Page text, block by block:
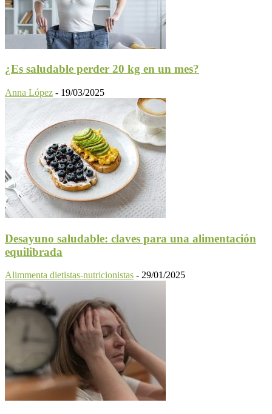
¿Es saludable perder 20 kg en un mes?
Anna López - 19/03/2025
Desayuno saludable: claves para una alimentación
equilibrada
Alimmenta dietistas-nutricionistas - 29/01/2025